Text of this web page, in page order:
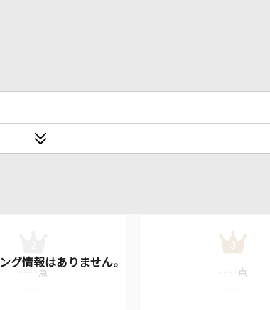
---- 点
----
3
---- 点
----